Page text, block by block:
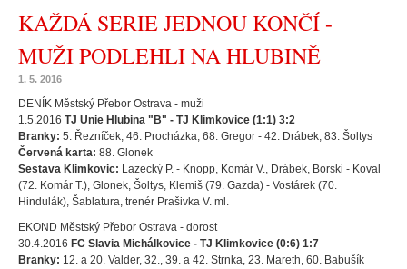
KAŽDÁ SERIE JEDNOU KONČÍ -
MUŽI PODLEHLI NA HLUBINĚ
1. 5. 2016
DENÍK Městský Přebor Ostrava - muži
1.5.2016 TJ Unie Hlubina "B" - TJ Klimkovice (1:1) 3:2
Branky: 5. Řezníček, 46. Procházka, 68. Gregor - 42. Drábek, 83. Šoltys
Červená karta: 88. Glonek
Sestava Klimkovic: Lazecký P. - Knopp, Komár V., Drábek, Borski - Koval
(72. Komár T.), Glonek, Šoltys, Klemiš (79. Gazda) - Vostárek (70.
Hindulák), Šablatura, trenér Prašivka V. ml.
EKOND Městský Přebor Ostrava - dorost
30.4.2016 FC Slavia Michálkovice - TJ Klimkovice (0:6) 1:7
Branky: 12. a 20. Valder, 32., 39. a 42. Strnka, 23. Mareth, 60. Babušík